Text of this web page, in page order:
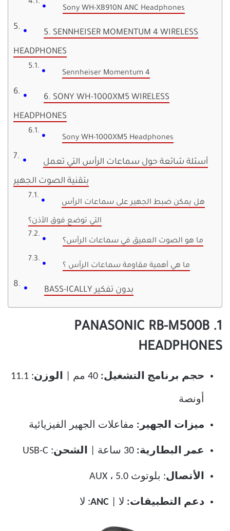
Sony WH-XB910N ANC Headphones
5. SENNHEISER MOMENTUM 4 WIRELESS
HEADPHONES
Sennheiser Momentum 4
6. SONY WH-1000XM5 WIRELESS
HEADPHONES
Sony WH-1000XM5 Headphones
أسئلة شائعة حول سماعات الرأس التي تعمل
بتقنية الصوت الجهير
هل يمكن ضبط الجهير على سماعات الرأس
التي توضع فوق الأذن؟
ما هو الصوت العميق في سماعات الرأس؟
ما هي أهمية مقاومة سماعات الرأس ؟
BASS-ICALLY بدون تفكير
1. PANASONIC RB-M500B
HEADPHONES
حجم برنامج التشغيل: الوزن : 11.1
أونصة
ميزات الجهير: مفاعلات الجهير الفيزيائية
عمر البطارية: الشحن: USB-C
الأتصال: بلوتوث 5.0 ، AUX
دعم التطبيقات: لا | ANC: لا